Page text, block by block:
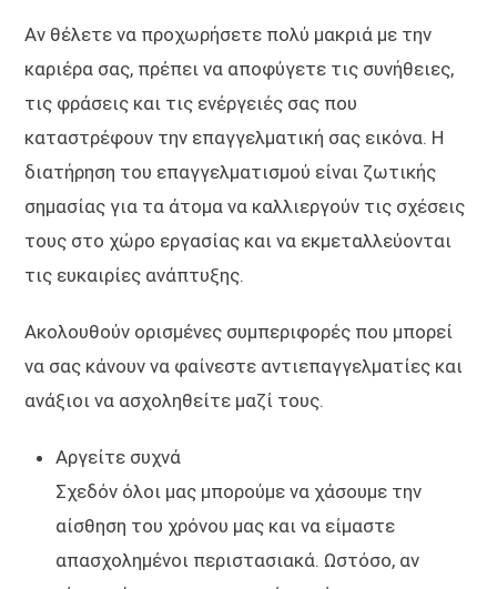
Αν θέλετε να προχωρήσετε πολύ μακριά με την
καριέρα σας, πρέπει να αποφύγετε τις συνήθειες,
τις φράσεις και τις ενέργειές σας που
καταστρέφουν την επαγγελματική σας εικόνα. Η
διατήρηση του επαγγελματισμού είναι ζωτικής
σημασίας για τα άτομα να καλλιεργούν τις σχέσεις
τους στο χώρο εργασίας και να εκμεταλλεύονται
τις ευκαιρίες ανάπτυξης.
Ακολουθούν ορισμένες συμπεριφορές που μπορεί
να σας κάνουν να φαίνεστε αντιεπαγγελματίες και
ανάξιοι να ασχοληθείτε μαζί τους.
Αργείτε συχνά
Σχεδόν όλοι μας μπορούμε να χάσουμε την
αίσθηση του χρόνου μας και να είμαστε
απασχολημένοι περιστασιακά. Ωστόσο, αν